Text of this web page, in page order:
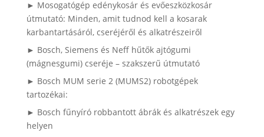
► Mosogatógép edénykosár és evőeszközkosár
útmutató: Minden, amit tudnod kell a kosarak
karbantartásáról, cseréjéről és alkatrészeiről
► Bosch, Siemens és Neff hűtők ajtógumi
(mágnesgumi) cseréje – szakszerű útmutató
► Bosch MUM serie 2 (MUMS2) robotgépek
tartozékai:
► Bosch fűnyíró robbantott ábrák és alkatrészek egy
helyen